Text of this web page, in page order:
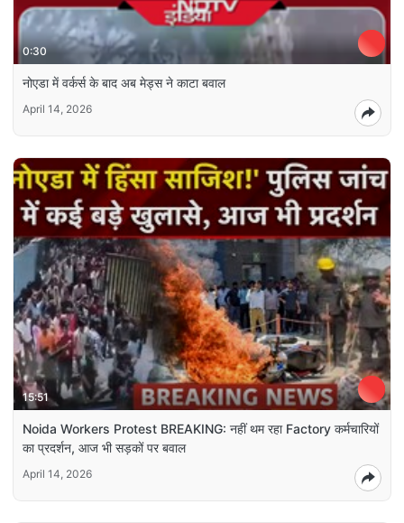
0:30
नोएडा में वर्कर्स के बाद अब मेड्स ने काटा बवाल
April 14, 2026
15:51
Noida Workers Protest BREAKING: नहीं थम रहा Factory कर्मचारियों
का प्रदर्शन, आज भी सड़कों पर बवाल
April 14, 2026